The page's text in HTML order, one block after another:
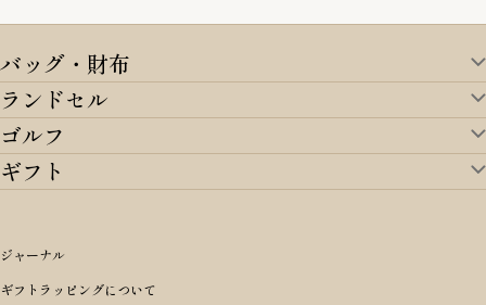
バッグ・財布
バッグ・財布TOP
すべてを見る
アイテムから選ぶ
リュックサック・デイパック・バックパック
ショルダーバッグ
m＋ エムピウ
PORTER 吉田カバン ポーター
ランドセル
ランドセルTOP
すべてを見る
オリジナルランドセル
女の子ランドセル
価格から選ぶ
〜49,999円
ゴルフ
ゴルフTOP
アイテムから選ぶ
キャディバッグ
ブランドから選ぶ
ギフト
シーンから探す
誕生日
性別・年齢から探す
ジャーナル
ギフトラッピングについて